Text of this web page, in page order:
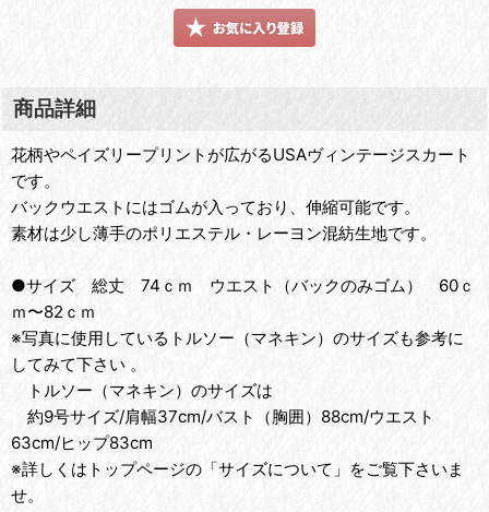
商品詳細
花柄やペイズリープリントが広がるUSAヴィンテージスカート
です。
バックウエストにはゴムが入っており、伸縮可能です。
素材は少し薄手のポリエステル・レーヨン混紡生地です。
●サイズ 総丈 74ｃｍ ウエスト（バックのみゴム） 60ｃ
ｍ〜82ｃｍ
※写真に使用しているトルソー（マネキン）のサイズも参考に
してみて下さい 。
トルソー（マネキン）のサイズは
約9号サイズ/肩幅37cm/バスト（胸囲）88cm/ウエスト
63cm/ヒップ83cm
※詳しくはトップページの「サイズについて」をご覧下さいま
せ。